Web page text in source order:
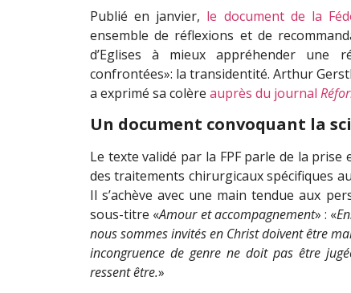
Publié en janvier, le document de la
ensemble de réflexions et de
d’Eglises à mieux appréhender une
confrontées»: la transidentité. Arthur
a exprimé sa colère auprès du journal
Un document convoquant la
Le texte validé par la FPF parle de la
des traitements chirurgicaux spécifiques
Il s’achève avec une main tendue aux
sous-titre «Amour et accompagnement» : «
nous sommes invités en Christ doivent être
incongruence de genre ne doit pas être
ressent être.»